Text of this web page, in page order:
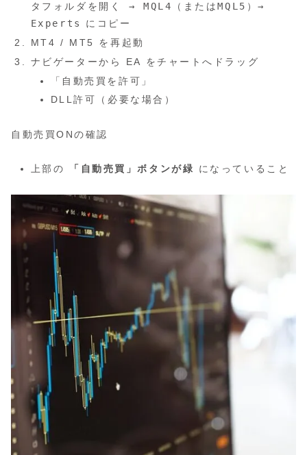
タフォルダを開く → MQL4（またはMQL5）→
Experts
にコピー
MT4 / MT5 を再起動
ナビゲーターから EA をチャートへドラッグ
「自動売買を許可」
DLL許可（必要な場合）
自動売買ONの確認
上部の 「自動売買」ボタンが緑 になっていること